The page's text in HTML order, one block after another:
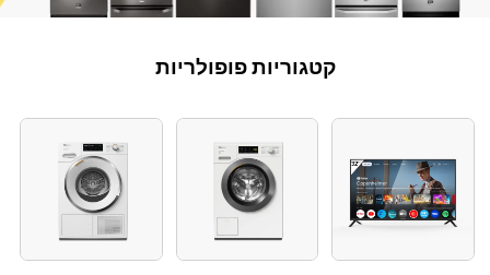
קטגוריות פופולריות